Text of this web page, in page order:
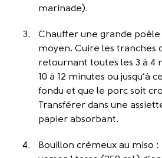
marinade).
Chauffer une grande poêle
moyen. Cuire les tranches
retournant toutes les 3 à 4
10 à 12 minutes ou jusqu’à
fondu et que le porc soit
Transférer dans une
papier absorbant.
Bouillon crémeux au miso